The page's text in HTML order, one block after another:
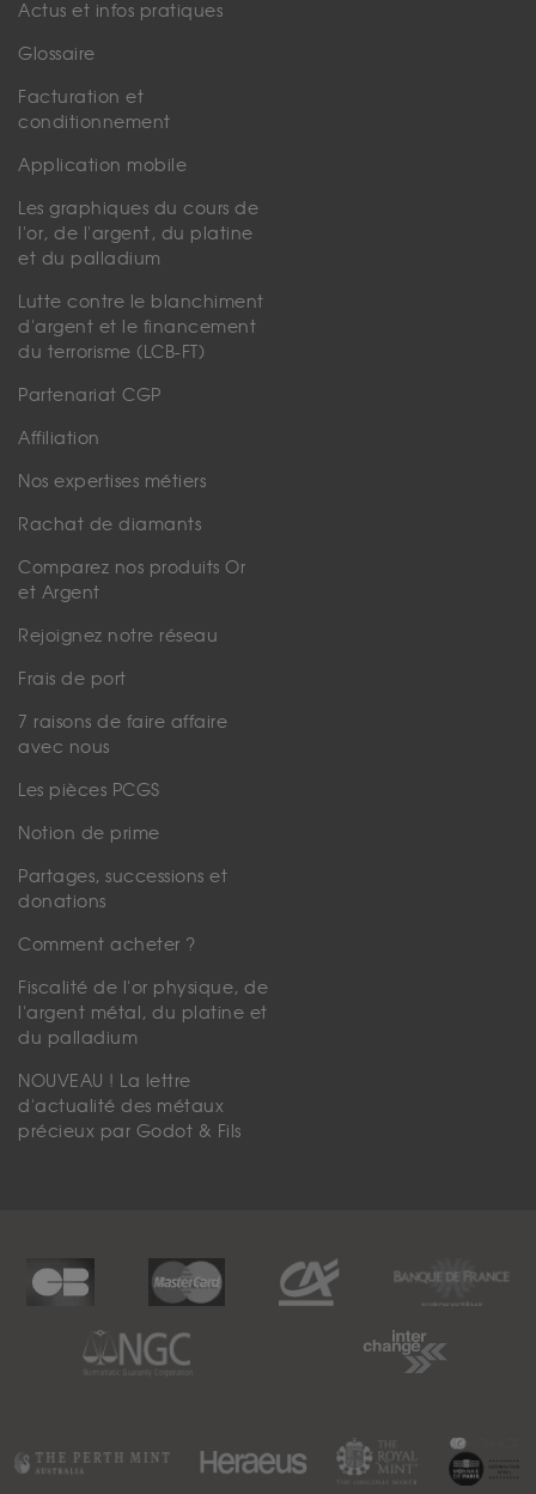
Actus et infos pratiques
Glossaire
Facturation et
conditionnement
Application mobile
Les graphiques du cours de
l'or, de l'argent, du platine
et du palladium
Lutte contre le blanchiment
d'argent et le financement
du terrorisme (LCB-FT)
Partenariat CGP
Affiliation
Nos expertises métiers
Rachat de diamants
Comparez nos produits Or
et Argent
Rejoignez notre réseau
Frais de port
7 raisons de faire affaire
avec nous
Les pièces PCGS
Notion de prime
Partages, successions et
donations
Comment acheter ?
Fiscalité de l'or physique, de
l'argent métal, du platine et
du palladium
NOUVEAU ! La lettre
d'actualité des métaux
précieux par Godot & Fils